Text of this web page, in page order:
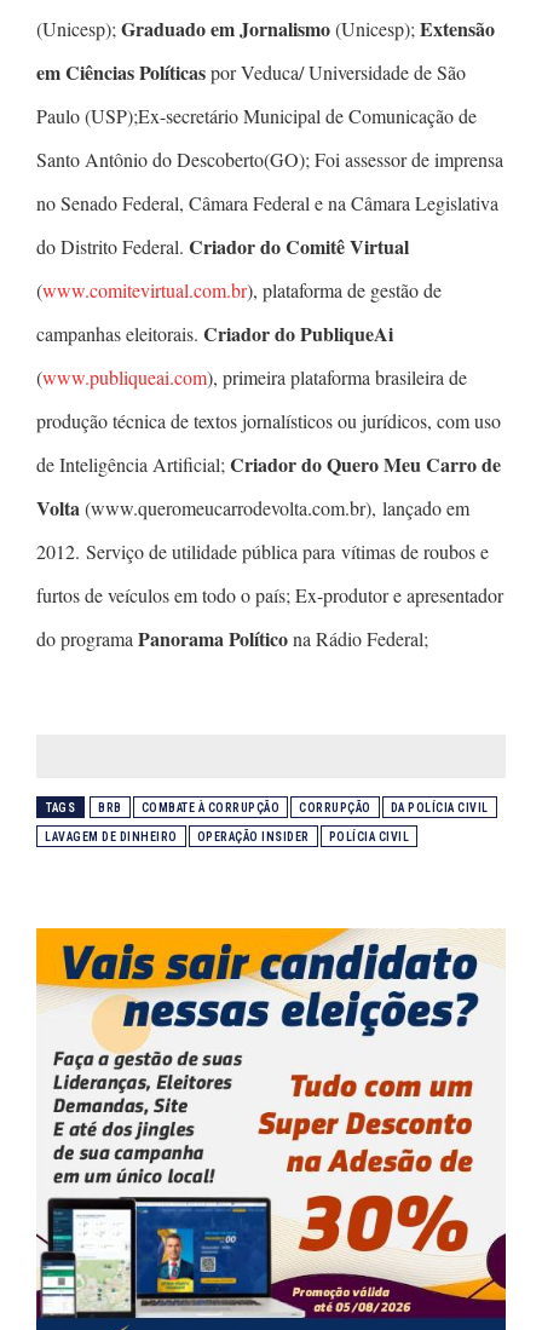
(Unicesp); Graduado em Jornalismo(Unicesp); Extensão
em Ciências Políticaspor Veduca/ Universidade de São
Paulo (USP);Ex-secretário Municipal de Comunicação de
Santo Antônio do Descoberto(GO); Foi assessor de imprensa
no Senado Federal, Câmara Federal e na Câmara Legislativa
do Distrito Federal. Criador do Comitê Virtual
(www.comitevirtual.com.br), plataforma de gestão de
campanhas eleitorais. Criador do PubliqueAi
(www.publiqueai.com), primeira plataforma brasileira de
produção técnica de textos jornalísticos ou jurídicos, com uso
de Inteligência Artificial; Criador do Quero Meu Carro de
Volta(www.queromeucarrodevolta.com.br), lançado em
2012. Serviço de utilidade pública para vítimas de roubos e
furtos de veículos em todo o país; Ex-produtor e apresentador
do programa Panorama Políticona Rádio Federal;
TAGS BRB COMBATE À CORRUPÇÃO CORRUPÇÃO DA POLÍCIA CIVIL
LAVAGEM DE DINHEIRO OPERAÇÃO INSIDER POLÍCIA CIVIL